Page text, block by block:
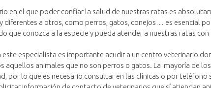
en el que poder confiar la salud de nuestras ratas es
diferentes a otros, como perros, gatos, conejos… es esencial
que conozca a la especie y pueda atender a nuestras ratas
este especialista es importante acudir a un centro veterinario
aquellos animales que no son perros o gatos. La mayoría de
por lo que es necesario consultar en las clínicas o por teléfono